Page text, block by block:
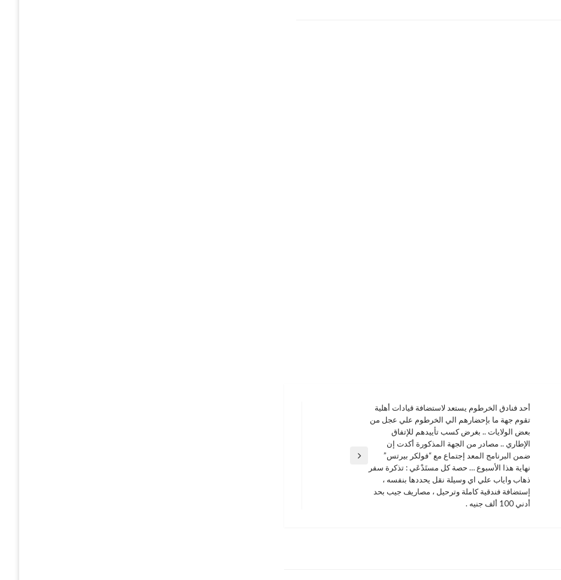
المقالة
التالية
أحد فنادق الخرطوم يستعد لاستضافة قيادات أهلية
تقوم جهة ما بإحضارهم الي الخرطوم علي عجل من
بعض الولايات .. بغرض كسب تأييدهم للإتفاق
الإطاري .. مصادر من الجهة المذكورة أكدت إن
ضمن البرنامج المعد إجتماع مع “فولكر بيرتس”
نهاية هذا الأسبوع … حصة كل مستَدْعَي : تذكرة سفر
ذهاب واياب علي اي وسيلة نقل يحددها بنفسه ،
إستضافة فندقية كاملة وترحيل ، مصاريف جيب بحد
أدني 100 ألف جنيه .